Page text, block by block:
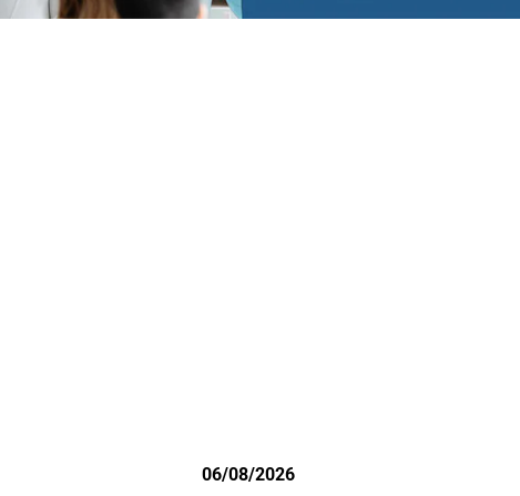
06/08/2026